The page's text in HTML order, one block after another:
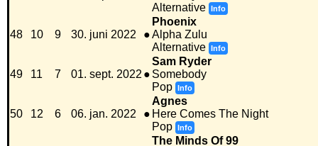
Alternative Info
48 10 9 30. juni 2022 ●
Phoenix
Alpha Zulu
Alternative Info
49 11 7 01. sept. 2022 ●
Sam Ryder
Somebody
Pop Info
50 12 6 06. jan. 2022 ●
Agnes
Here Comes The Night
Pop Info
The Minds Of 99